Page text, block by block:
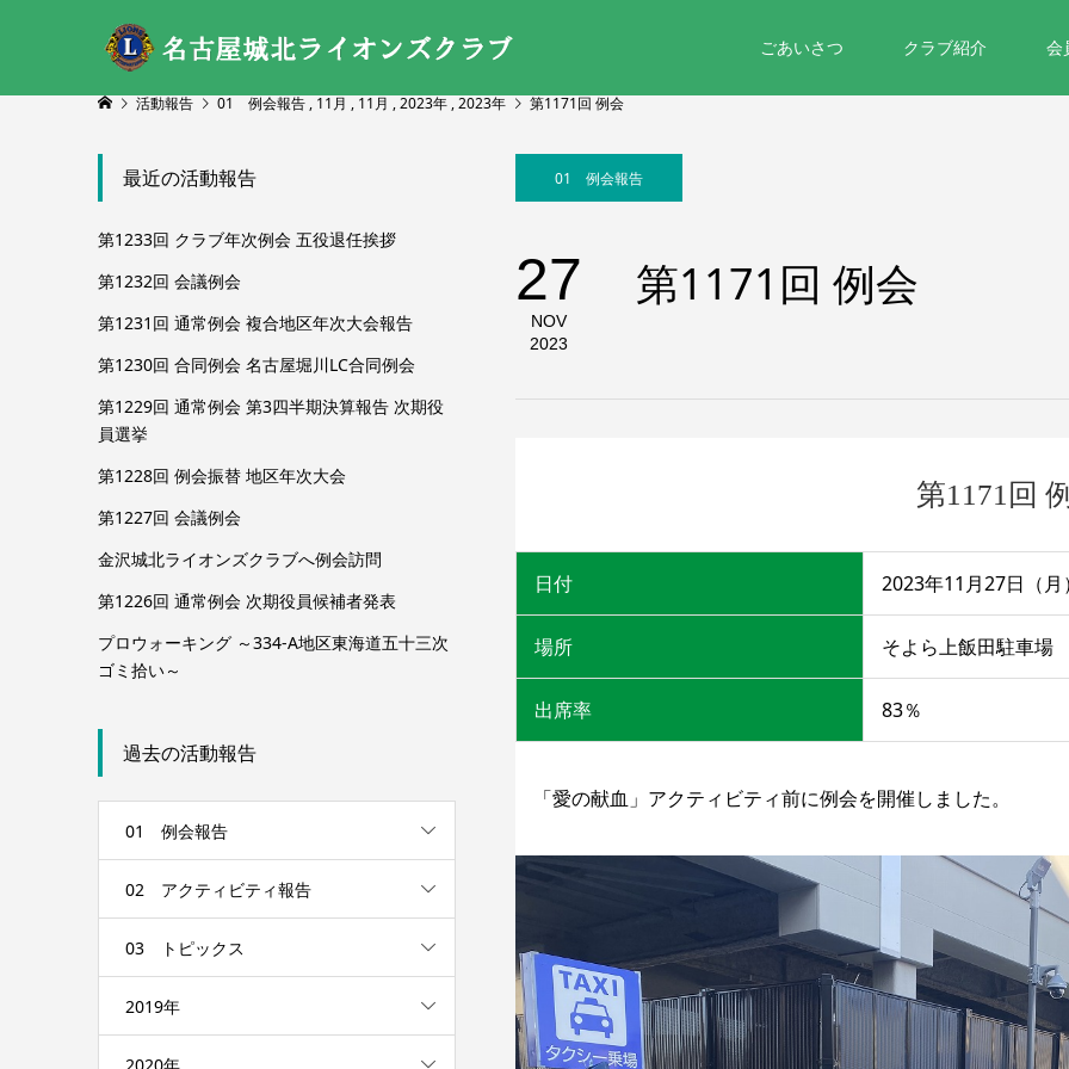
ごあいさつ クラブ紹介 会
活動報告 01 例会報告 , 11月 , 11月 ,2023年 ,2023年 第1171回 例会
01 例会報告
27
NOV
2023
第1171回 例会
第1171回
日付 2023年11月27日（月
場所 そよら上飯田駐車場
出席率 83％
「愛の献血」アクティビティ前に例会を開催しました。
最近の活動報告
第1233回 クラブ年次例会 五役退任挨拶
第1232回 会議例会
第1231回 通常例会 複合地区年次大会報告
第1230回 合同例会 名古屋堀川LC合同例会
第1229回 通常例会 第3四半期決算報告 次期役
員選挙
第1228回 例会振替 地区年次大会
第1227回 会議例会
金沢城北ライオンズクラブへ例会訪問
第1226回 通常例会 次期役員候補者発表
プロウォーキング ～334-A地区東海道五十三次
ゴミ拾い～
過去の活動報告
01 例会報告
02 アクティビティ報告
03 トピックス
2019年
2020年